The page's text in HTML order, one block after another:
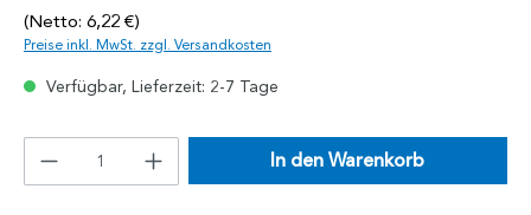
(Netto: 6,22 €)
Preise inkl. MwSt. zzgl. Versandkosten
Verfügbar, Lieferzeit: 2-7 Tage
In den Warenkorb